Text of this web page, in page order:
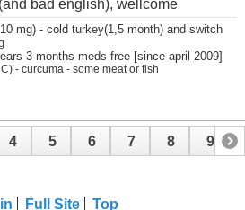
bad english), wellcome
mg) - cold turkey(1,5 month) and switch
3 months meds free [since april 2009]
- curcuma - some meat or fish
4 5 6 7 8 9
Full Site Top